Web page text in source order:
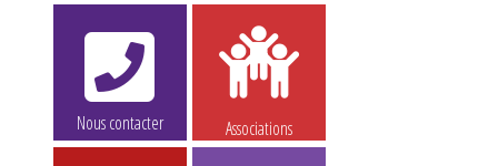
Nous contacter Associations